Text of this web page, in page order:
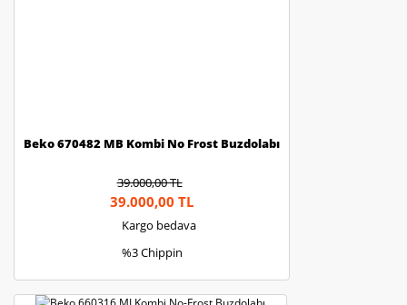
Beko 670482 MB Kombi No Frost Buzdolabı
39.000,00 TL
39.000,00 TL
Kargo bedava
%3 Chippin